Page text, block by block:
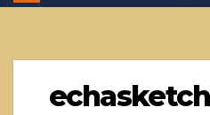
echasketch